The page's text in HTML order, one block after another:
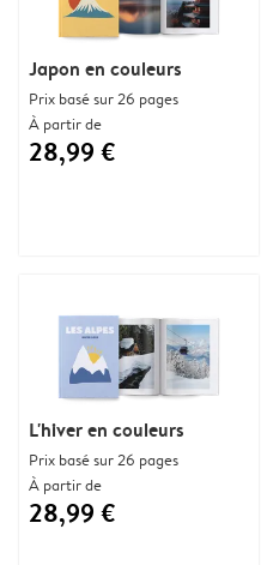
L'hiver en couleurs
Prix basé sur 26 pages
À partir de
28,99 €
Japon en couleurs
Prix basé sur 26 pages
À partir de
28,99 €